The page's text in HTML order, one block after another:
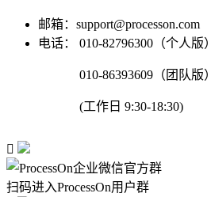
邮箱：support@processon.com
电话：
010-82796300（个人版）
010-86393609（团队版）
(工作日 9:30-18:30)

扫码进入ProcessOn用户群